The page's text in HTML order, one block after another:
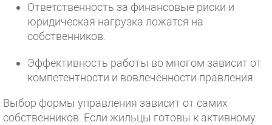
Ответственность за финансовые риски и
юридическая нагрузка ложатся на
собственников.
Эффективность работы во многом зависит от
компетентности и вовлечённости правления.
Выбор формы управления зависит от самих
собственников. Если жильцы готовы к активному